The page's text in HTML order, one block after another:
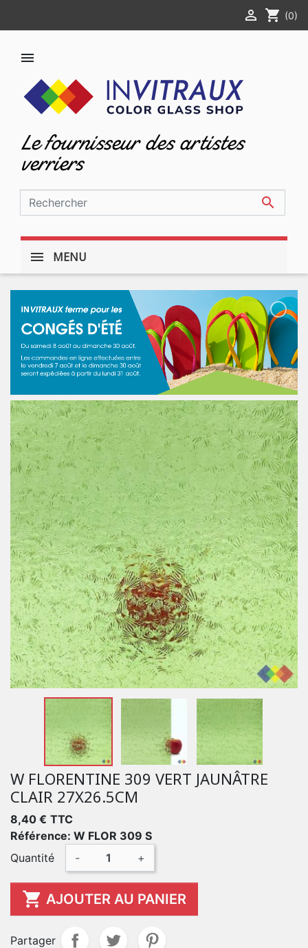
 shopping_cart (0)

Le fournisseur des artistes
verriers

MENU
W FLORENTINE 309 VERT JAUNÂTRE
CLAIR 27X26.5CM
8,40 € TTC
Référence: W FLOR 309 S
Quantité
- +
 AJOUTER AU PANIER
Partager